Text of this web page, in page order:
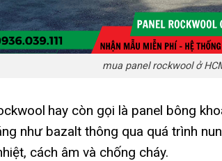
mua panel rockwool ở
hay còn gọi là panel bông
như bazalt thông qua quá trình
cách âm và chống cháy.